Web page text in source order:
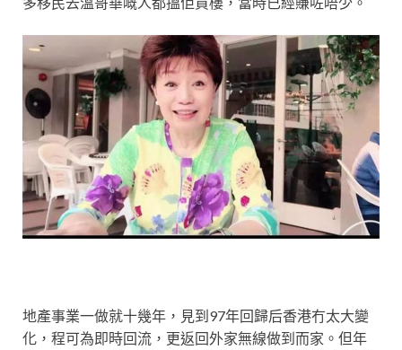
地產事業一做就十幾年，見到97年回歸后香港冇太大變
化，程可為即時回流，更返回外家無線做到而家。但年